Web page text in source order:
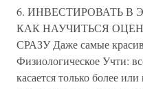
6. ИНВЕСТИРОВАТЬ В
КАК НАУЧИТЬСЯ
СРАЗУ Даже самые
Физиологическое Учти:
касается только более